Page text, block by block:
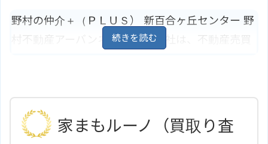
アクセス
徒歩15分 【バス】 6分より徒歩1分
ホームページ
株式会社バーチランドのサイトは
こちら
野村の仲介＋（ＰＬＵＳ） 新百合ヶ丘センター 野
村不動産アーバンネット 株式会社は、不動産売買
けており、自宅の購入や売却、投資用不動産や事
業用不動産の売買など幅広い不動産取引に対応し
ています。さまざまなサポートメニューを提供
家まもルーノ（買取り査